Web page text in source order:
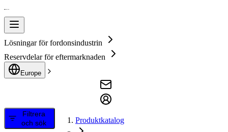
Lösningar för fordonsindustrin
Reservdelar för eftermarknaden
Europe
Filtrera
och sök
Produktkatalog